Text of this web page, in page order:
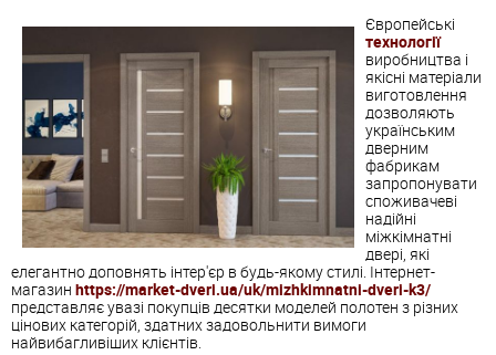
Європейські
технології
виробництва і
якісні матеріали
виготовлення
дозволяють
українським
дверним
фабрикам
запропонувати
споживачеві
надійні
міжкімнатні
двері, які
елегантно доповнять інтер'єр в будь-якому стилі. Інтернет-
магазин https://market-dveri.ua/uk/mizhkimnatni-dveri-k3/
представляє увазі покупців десятки моделей полотен з різних
цінових категорій, здатних задовольнити вимоги
найвибагливіших клієнтів.